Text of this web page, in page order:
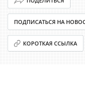
ПОДПИСАТЬСЯ НА
КОРОТКАЯ ССЫЛКА